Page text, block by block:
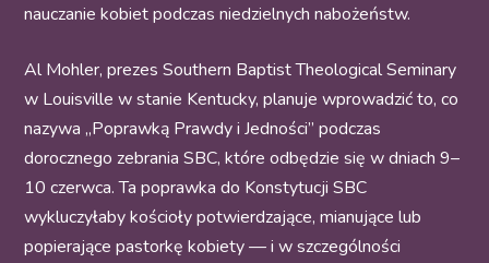
nauczanie kobiet podczas niedzielnych nabożeństw.
Al Mohler, prezes Southern Baptist Theological Seminary
w Louisville w stanie Kentucky, planuje wprowadzić to, co
nazywa „Poprawką Prawdy i Jedności” podczas
dorocznego zebrania SBC, które odbędzie się w dniach 9–
10 czerwca. Ta poprawka do Konstytucji SBC
wykluczyłaby kościoły potwierdzające, mianujące lub
popierające pastorkę kobiety — i w szczególności